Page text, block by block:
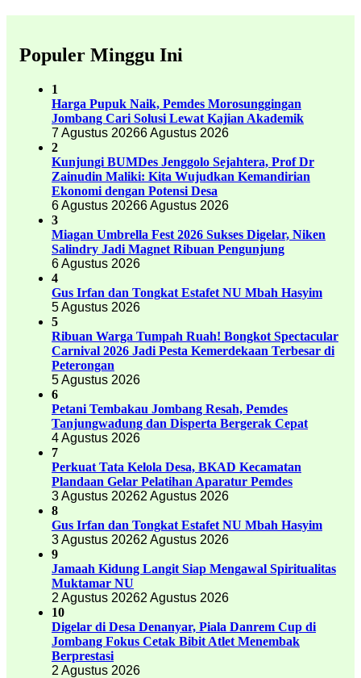
Populer Minggu Ini
1
Harga Pupuk Naik, Pemdes Morosunggingan
Jombang Cari Solusi Lewat Kajian Akademik
7 Agustus 20266 Agustus 2026
2
Kunjungi BUMDes Jenggolo Sejahtera, Prof Dr
Zainudin Maliki: Kita Wujudkan Kemandirian
Ekonomi dengan Potensi Desa
6 Agustus 20266 Agustus 2026
3
Miagan Umbrella Fest 2026 Sukses Digelar, Niken
Salindry Jadi Magnet Ribuan Pengunjung
6 Agustus 2026
4
Gus Irfan dan Tongkat Estafet NU Mbah Hasyim
5 Agustus 2026
5
Ribuan Warga Tumpah Ruah! Bongkot Spectacular
Carnival 2026 Jadi Pesta Kemerdekaan Terbesar di
Peterongan
5 Agustus 2026
6
Petani Tembakau Jombang Resah, Pemdes
Tanjungwadung dan Disperta Bergerak Cepat
4 Agustus 2026
7
Perkuat Tata Kelola Desa, BKAD Kecamatan
Plandaan Gelar Pelatihan Aparatur Pemdes
3 Agustus 20262 Agustus 2026
8
Gus Irfan dan Tongkat Estafet NU Mbah Hasyim
3 Agustus 20262 Agustus 2026
9
Jamaah Kidung Langit Siap Mengawal Spiritualitas
Muktamar NU
2 Agustus 20262 Agustus 2026
10
Digelar di Desa Denanyar, Piala Danrem Cup di
Jombang Fokus Cetak Bibit Atlet Menembak
Berprestasi
2 Agustus 2026